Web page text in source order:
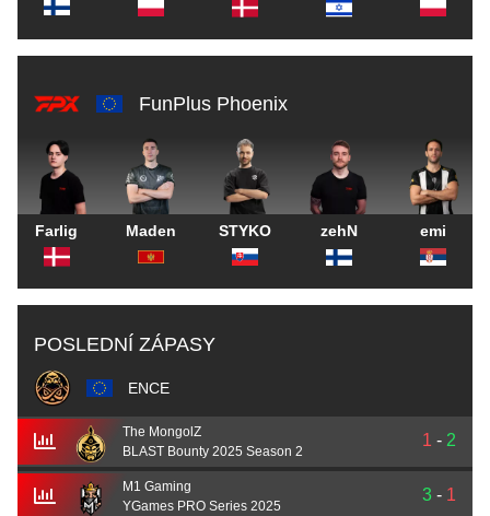
FunPlus Phoenix
Farlig Maden STYKO zehN emi
POSLEDNÍ ZÁPASY
ENCE
The MongolZ
BLAST Bounty 2025 Season 2
1 - 2
M1 Gaming
YGames PRO Series 2025
3 - 1